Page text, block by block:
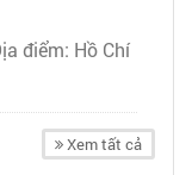
điểm: Hồ Chí
Xem tất cả